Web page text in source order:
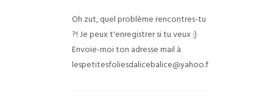
Oh zut, quel problème rencontres-tu
?! Je peux t'enregistrer si tu veux :)
Envoie-moi ton adresse mail à
lespetitesfoliesdalicebalice@yahoo.fr